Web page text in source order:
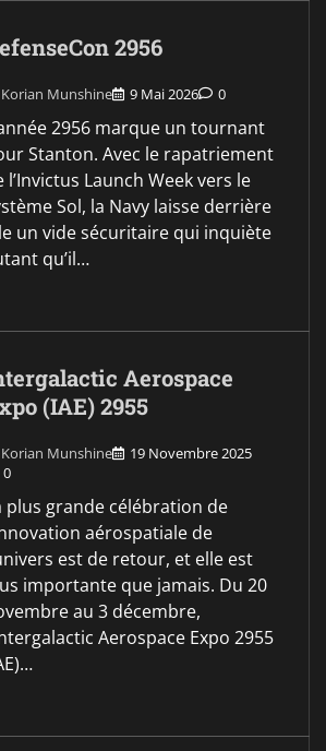
2956
Korian Munshine 9 Mai 2026 0
2956 marque un tournant
Stanton. Avec le rapatriement
l’Invictus Launch Week vers le
Sol, la Navy laisse derrière
un vide sécuritaire qui inquiète
qu’il…
Aerospace
(IAE) 2955
Korian Munshine
19 Novembre 2025
0
plus grande célébration de
aérospatiale de
est de retour, et elle est
importante que jamais. Du 20
au 3 décembre,
Aerospace Expo 2955